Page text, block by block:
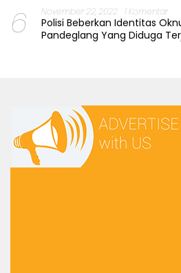
6 November 22, 2022 1 Komentar
Polisi Beberkan Identitas
Pandeglang Yang Diduga